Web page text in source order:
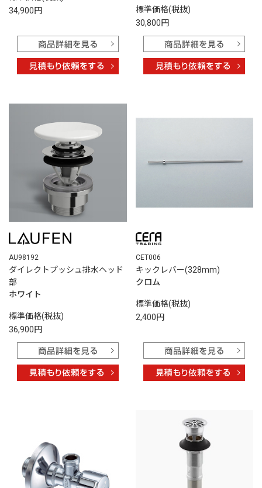
34,900円
標準価格(税抜)
30,800円
AU98192
ダイレクトプッシュ排水ヘッド
部
ホワイト
標準価格(税抜)
36,900円
CET006
キックレバー(328mm)
クロム
標準価格(税抜)
2,400円